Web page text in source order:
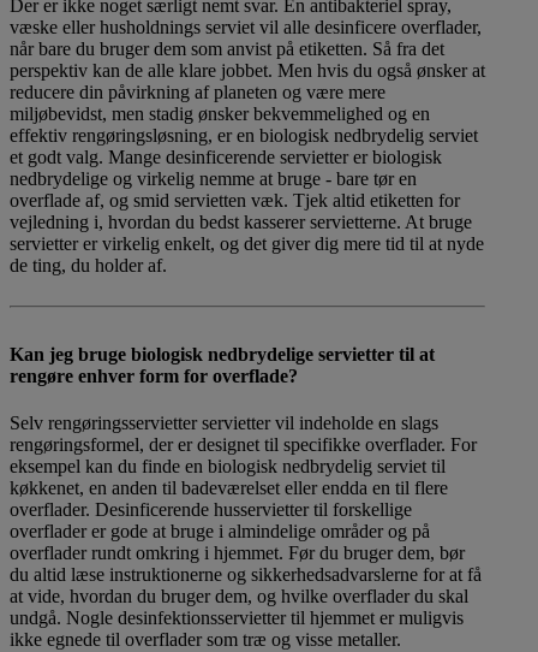
Der er ikke noget særligt nemt svar. En antibakteriel spray,
væske eller husholdnings serviet vil alle desinficere overflader,
når bare du bruger dem som anvist på etiketten. Så fra det
perspektiv kan de alle klare jobbet. Men hvis du også ønsker at
reducere din påvirkning af planeten og være mere
miljøbevidst, men stadig ønsker bekvemmelighed og en
effektiv rengøringsløsning, er en biologisk nedbrydelig serviet
et godt valg. Mange desinficerende servietter er biologisk
nedbrydelige og virkelig nemme at bruge - bare tør en
overflade af, og smid servietten væk. Tjek altid etiketten for
vejledning i, hvordan du bedst kasserer servietterne. At bruge
servietter er virkelig enkelt, og det giver dig mere tid til at nyde
de ting, du holder af.
Kan jeg bruge biologisk nedbrydelige servietter til at
rengøre enhver form for overflade?​
Selv rengøringsservietter servietter vil indeholde en slags
rengøringsformel, der er designet til specifikke overflader. For
eksempel kan du finde en biologisk nedbrydelig serviet til
køkkenet, en anden til badeværelset eller endda en til flere
overflader. Desinficerende husservietter til forskellige
overflader er gode at bruge i almindelige områder og på
overflader rundt omkring i hjemmet. Før du bruger dem, bør
du altid læse instruktionerne og sikkerhedsadvarslerne for at få
at vide, hvordan du bruger dem, og hvilke overflader du skal
undgå. Nogle desinfektionsservietter til hjemmet er muligvis
ikke egnede til overflader som træ og visse metaller.